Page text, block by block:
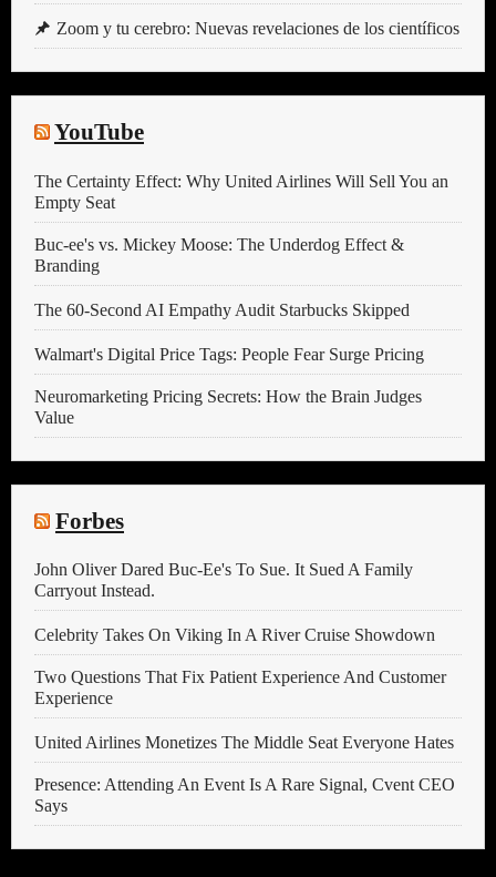
Zoom y tu cerebro: Nuevas revelaciones de los científicos
YouTube
The Certainty Effect: Why United Airlines Will Sell You an
Empty Seat
Buc-ee's vs. Mickey Moose: The Underdog Effect &
Branding
The 60-Second AI Empathy Audit Starbucks Skipped
Walmart's Digital Price Tags: People Fear Surge Pricing
Neuromarketing Pricing Secrets: How the Brain Judges
Value
Forbes
John Oliver Dared Buc-Ee's To Sue. It Sued A Family
Carryout Instead.
Celebrity Takes On Viking In A River Cruise Showdown
Two Questions That Fix Patient Experience And Customer
Experience
United Airlines Monetizes The Middle Seat Everyone Hates
Presence: Attending An Event Is A Rare Signal, Cvent CEO
Says